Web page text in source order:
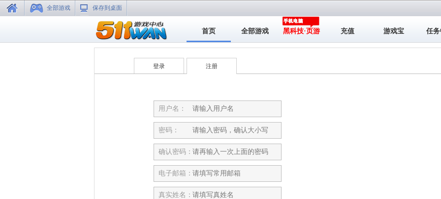
全部游戏 保存到桌面
首页 全部游戏 黑科技·页游 充值 游戏宝 任
登录 注册
用户名：
密码：
确认密码：
电子邮箱：
真实姓名：